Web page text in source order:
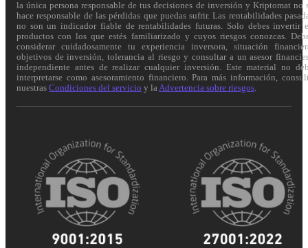
la única persona responsable de tus decisiones de inversión y Kriptomat no
hace responsable de las pérdidas que puedas sufrir. Las rentabilidades
no son un indicador fiable de rentabilidades futuras. Solo debes invertir
productos con los que estés familiarizado y cuyos riesgos conozcas.
considerar cuidadosamente tu experiencia inversora, situación
objetivos de inversión, tolerancia al riesgo y consultar a un asesor
independiente antes de realizar cualquier inversión. Este material no
interpretarse como asesoramiento financiero. Para más información,
nuestras Condiciones del servicio y la Advertencia sobre riesgos